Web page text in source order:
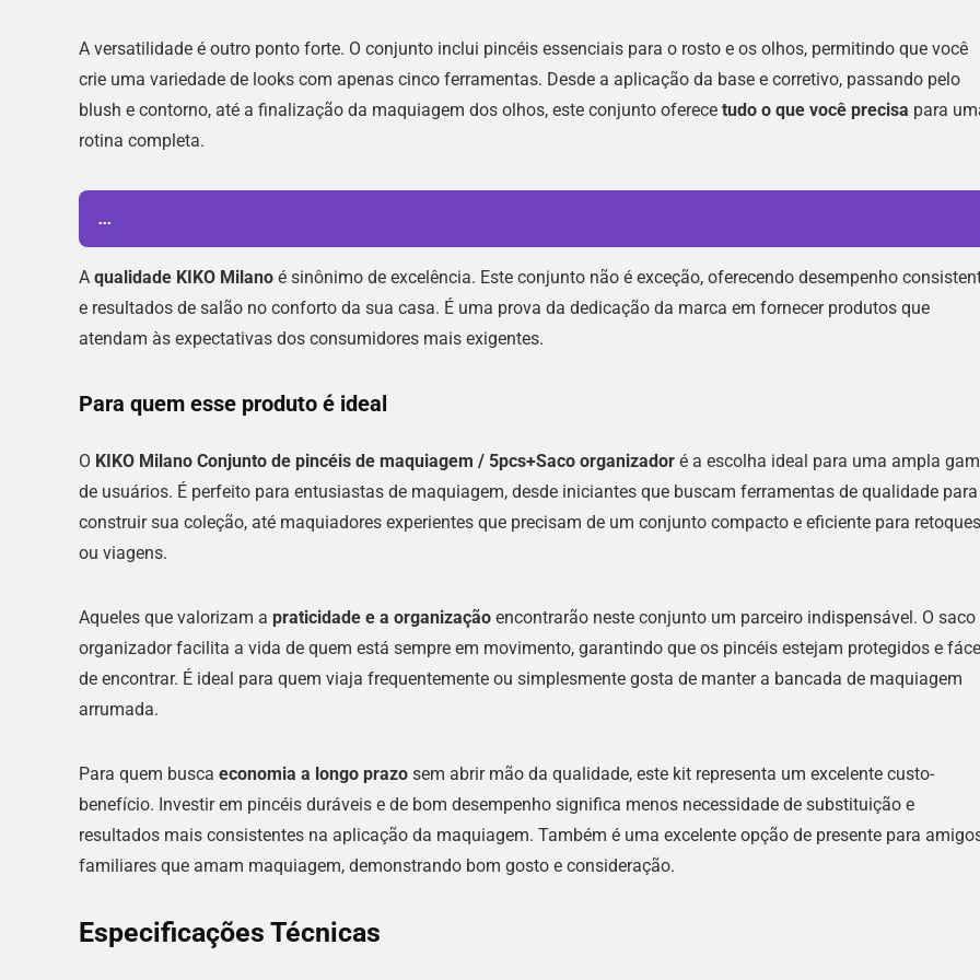
A versatilidade é outro ponto forte. O conjunto inclui pincéis essenciais para o rosto e os olhos, permitindo que você
crie uma variedade de looks com apenas cinco ferramentas. Desde a aplicação da base e corretivo, passando pelo
blush e contorno, até a finalização da maquiagem dos olhos, este conjunto oferece tudo o que você precisa para
rotina completa.
...
A qualidade KIKO Milano é sinônimo de excelência. Este conjunto não é exceção, oferecendo desempenho
e resultados de salão no conforto da sua casa. É uma prova da dedicação da marca em fornecer produtos que
atendam às expectativas dos consumidores mais exigentes.
Para quem esse produto é ideal
O KIKO Milano Conjunto de pincéis de maquiagem / 5pcs+Saco organizador é a escolha ideal para uma ampla
de usuários. É perfeito para entusiastas de maquiagem, desde iniciantes que buscam ferramentas de qualidade para
construir sua coleção, até maquiadores experientes que precisam de um conjunto compacto e eficiente para retoques
ou viagens.
Aqueles que valorizam a praticidade e a organização encontrarão neste conjunto um parceiro indispensável. O saco
organizador facilita a vida de quem está sempre em movimento, garantindo que os pincéis estejam protegidos e
de encontrar. É ideal para quem viaja frequentemente ou simplesmente gosta de manter a bancada de maquiagem
arrumada.
Para quem busca economia a longo prazo sem abrir mão da qualidade, este kit representa um excelente custo-
benefício. Investir em pincéis duráveis e de bom desempenho significa menos necessidade de substituição e
resultados mais consistentes na aplicação da maquiagem. Também é uma excelente opção de presente para
familiares que amam maquiagem, demonstrando bom gosto e consideração.
Especificações Técnicas